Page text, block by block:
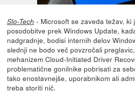
Slo-Tech - Microsoft se zaveda težav, ki
posodobitve prek Windows Update,
nadgradnje, bodisi internih delov
slednji ne bodo več povzročali
mehanizem Cloud-Initiated Driver
problematične gonilnike pobrisati za
tako enostavnejše, uporabnikom ali
treba storiti nič.